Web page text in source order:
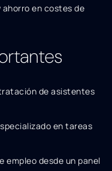
en costes de
de asistentes
en tareas
empleo desde un panel